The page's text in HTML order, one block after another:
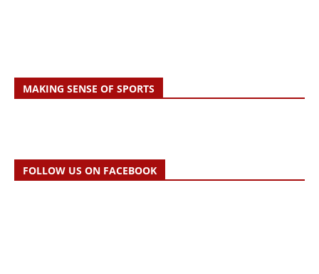
MAKING SENSE OF SPORTS
FOLLOW US ON FACEBOOK